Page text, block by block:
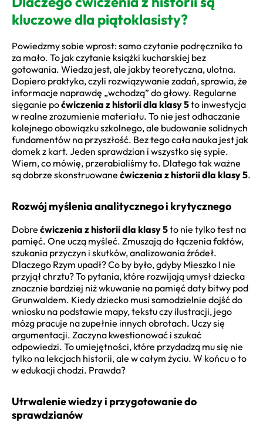
kluczowe dla piątoklasisty?
Powiedzmy sobie wprost: samo czytanie podręcznika to
za mało. To jak czytanie książki kucharskiej bez
gotowania. Wiedza jest, ale jakby teoretyczna, ulotna.
Dopiero praktyka, czyli rozwiązywanie zadań, sprawia, że
informacje naprawdę „wchodzą” do głowy. Regularne
sięganie poćwiczenia z historii dla klasy 5to inwestycja
w realne zrozumienie materiału. To nie jest odhaczanie
kolejnego obowiązku szkolnego, ale budowanie solidnych
fundamentów na przyszłość. Bez tego cała nauka jest jak
domek z kart. Jeden sprawdzian i wszystko się sypie.
Wiem, co mówię, przerabialiśmy to. Dlatego tak ważne
są dobrze skonstruowane ćwiczenia z historii dla klasy 5.
Rozwój myślenia analitycznego i krytycznego
Dobre ćwiczenia z historii dla klasy 5to nie tylko test na
pamięć. One uczą myśleć. Zmuszają do łączenia faktów,
szukania przyczyn i skutków, analizowania źródeł.
Dlaczego Rzym upadł? Co by było, gdyby Mieszko I nie
przyjął chrztu? To pytania, które rozwijają umysł dziecka
znacznie bardziej niż wkuwanie na pamięć daty bitwy pod
Grunwaldem. Kiedy dziecko musi samodzielnie dojść do
wniosku na podstawie mapy, tekstu czy ilustracji, jego
mózg pracuje na zupełnie innych obrotach. Uczy się
argumentacji. Zaczyna kwestionować i szukać
odpowiedzi. To umiejętności, które przydadzą mu się nie
tylko na lekcjach historii, ale w całym życiu. W końcu o to
w edukacji chodzi. Prawda?
Utrwalenie wiedzy i przygotowanie do
sprawdzianów